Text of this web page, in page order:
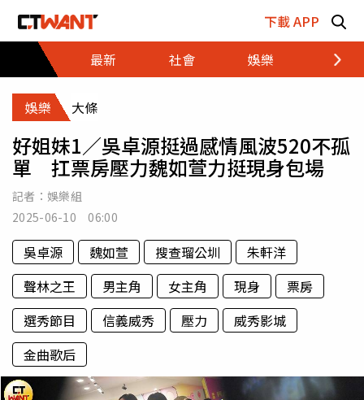
下載 APP
最新
社會 娛樂 財經
娛樂 大條
好姐妹1／吳卓源挺過感情風波520不孤
單 扛票房壓力魏如萱力挺現身包場
記者： 娛樂組
2025-06-10 06:00
吳卓源 魏如萱 搜查瑠公圳
朱軒洋
聲林之王
男主角 女主角 現身
票房
選秀節目
信義威秀 壓力
威秀影城
金曲歌后